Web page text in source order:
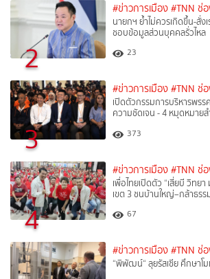
2
#ข่าวการเมือง #TNN ช่
นายกฯ ย้ำไม่ควรเกิดขึ้น-สั่ง
ชอบข้อมูลส่วนบุคคลรั่วไหล
23
3
#ข่าวการเมือง #TNN ช่
เปิดตัวกรรมการบริหารพรร
ความชัดเจน - 4 หมุดหมาย
373
4
#ข่าวการเมือง #TNN ช่
เพื่อไทยเปิดตัว “เสี่ยบี วิทย
เขต 3 ชนบ้านใหญ่–กล้าธรร
67
#ข่าวการเมือง #TNN ช่
“พิพัฒน์“ ลุยรัสเซีย ศึกษาโม